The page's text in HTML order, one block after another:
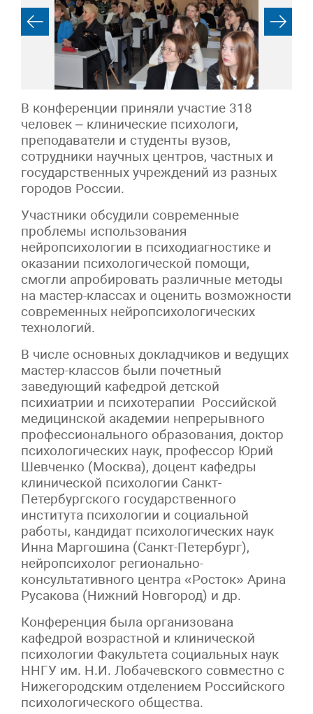
В конференции приняли участие 318
человек – клинические психологи,
преподаватели и студенты вузов,
сотрудники научных центров, частных и
государственных учреждений из разных
городов России.
Участники обсудили современные
проблемы использования
нейропсихологии в психодиагностике и
оказании психологической помощи,
смогли апробировать различные методы
на мастер-классах и оценить возможности
современных нейропсихологических
технологий.
В числе основных докладчиков и ведущих
мастер-классов были почетный
заведующий кафедрой детской
психиатрии и психотерапии Российской
медицинской академии непрерывного
профессионального образования, доктор
психологических наук, профессор Юрий
Шевченко (Москва), доцент кафедры
клинической психологии Санкт-
Петербургского государственного
института психологии и социальной
работы, кандидат психологических наук
Инна Маргошина (Санкт-Петербург),
нейропсихолог регионально-
консультативного центра «Росток» Арина
Русакова (Нижний Новгород) и др.
Конференция была организована
кафедрой возрастной и клинической
психологии Факультета социальных наук
ННГУ им. Н.И. Лобачевского совместно с
Нижегородским отделением Российского
психологического общества.